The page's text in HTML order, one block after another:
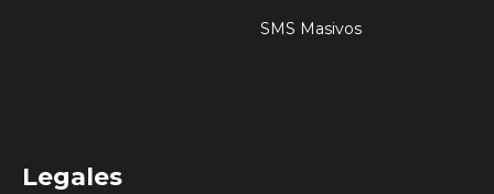
SMS Masivos
Legales